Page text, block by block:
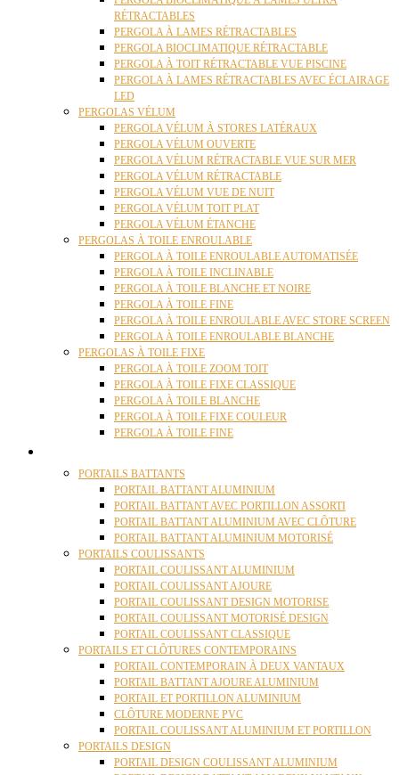
RÉTRACTABLES
PERGOLA À LAMES RÉTRACTABLES
PERGOLA BIOCLIMATIQUE RÉTRACTABLE
PERGOLA À TOIT RÉTRACTABLE VUE PISCINE
PERGOLA À LAMES RÉTRACTABLES AVEC ÉCLAIRAGE
LED
PERGOLAS VÉLUM
PERGOLA VÉLUM À STORES LATÉRAUX
PERGOLA VÉLUM OUVERTE
PERGOLA VÉLUM RÉTRACTABLE VUE SUR MER
PERGOLA VÉLUM RÉTRACTABLE
PERGOLA VÉLUM VUE DE NUIT
PERGOLA VÉLUM TOIT PLAT
PERGOLA VÉLUM ÉTANCHE
PERGOLAS À TOILE ENROULABLE
PERGOLA À TOILE ENROULABLE AUTOMATISÉE
PERGOLA À TOILE INCLINABLE
PERGOLA À TOILE BLANCHE ET NOIRE
PERGOLA À TOILE FINE
PERGOLA À TOILE ENROULABLE AVEC STORE SCREEN
PERGOLA À TOILE ENROULABLE BLANCHE
PERGOLAS À TOILE FIXE
PERGOLA À TOILE ZOOM TOIT
PERGOLA À TOILE FIXE CLASSIQUE
PERGOLA À TOILE BLANCHE
PERGOLA À TOILE FIXE COULEUR
PERGOLA À TOILE FINE
PORTAILS BATTANTS
PORTAIL BATTANT ALUMINIUM
PORTAIL BATTANT AVEC PORTILLON ASSORTI
PORTAIL BATTANT ALUMINIUM AVEC CLÔTURE
PORTAIL BATTANT ALUMINIUM MOTORISÉ
PORTAILS COULISSANTS
PORTAIL COULISSANT ALUMINIUM
PORTAIL COULISSANT AJOURE
PORTAIL COULISSANT DESIGN MOTORISE
PORTAIL COULISSANT MOTORISÉ DESIGN
PORTAIL COULISSANT CLASSIQUE
PORTAILS ET CLÔTURES CONTEMPORAINS
PORTAIL CONTEMPORAIN À DEUX VANTAUX
PORTAIL BATTANT AJOURE ALUMINIUM
PORTAIL ET PORTILLON ALUMINIUM
CLÔTURE MODERNE PVC
PORTAIL COULISSANT ALUMINIUM ET PORTILLON
PORTAILS DESIGN
PORTAIL DESIGN COULISSANT ALUMINIUM